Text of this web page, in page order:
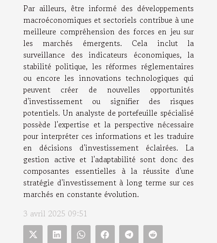
Par ailleurs, être informé des développements
macroéconomiques et sectoriels contribue à une
meilleure compréhension des forces en jeu sur
les marchés émergents. Cela inclut la
surveillance des indicateurs économiques, la
stabilité politique, les réformes réglementaires
ou encore les innovations technologiques qui
peuvent créer de nouvelles opportunités
d'investissement ou signifier des risques
potentiels. Un analyste de portefeuille spécialisé
possède l'expertise et la perspective nécessaire
pour interpréter ces informations et les traduire
en décisions d'investissement éclairées. La
gestion active et l'adaptabilité sont donc des
composantes essentielles à la réussite d'une
stratégie d'investissement à long terme sur ces
marchés en constante évolution.
3 avril 2025 09:51